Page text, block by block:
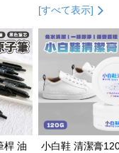
[すべて表示]
桿 油
小白鞋 清潔膏